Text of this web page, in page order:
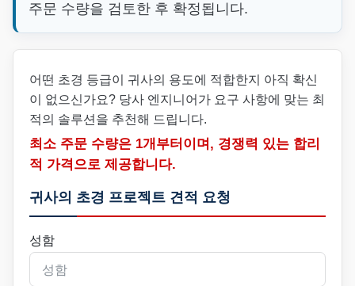
주문 수량을 검토한 후 확정됩니다.
어떤 초경 등급이 귀사의 용도에 적합한지 아직 확신
이 없으신가요? 당사 엔지니어가 요구 사항에 맞는 최
적의 솔루션을 추천해 드립니다.
최소 주문 수량은 1개부터이며, 경쟁력 있는 합리
적 가격으로 제공합니다.
귀사의 초경 프로젝트 견적 요청
성함